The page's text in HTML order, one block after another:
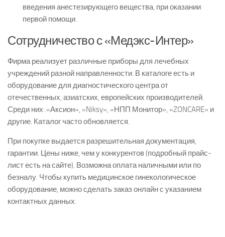
введения анестезирующего вещества, при оказании
первой помощи.
Сотрудничество с «Медэкс-Интер»
Фирма реализует различные приборы для лечебных
учреждений разной направленности. В каталоге есть и
оборудование для диагностического центра от
отечественных, азиатских, европейских производителей.
Среди них: «Аксион», «Niksy», «НПП Монитор», «ZONCARE» и
другие. Каталог часто обновляется.
При покупке выдается разрешительная документация,
гарантии. Цены ниже, чем у конкурентов (подробный прайс-
лист есть на сайте). Возможна оплата наличными или по
безналу. Чтобы купить медицинское гинекологическое
оборудование, можно сделать заказ онлайн с указанием
контактных данных.